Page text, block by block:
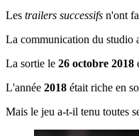
Les trailers successifs n'ont
La communication du studio
La sortie le 26 octobre 2018
L'année 2018 était riche en
Mais le jeu a-t-il tenu toutes